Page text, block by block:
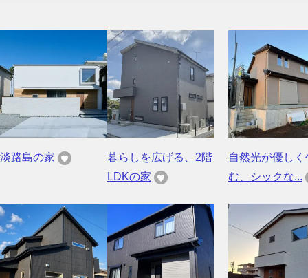
淡路島の家
暮らしを広げる、2階
LDKの家
自然光が優しく
む、シックな...